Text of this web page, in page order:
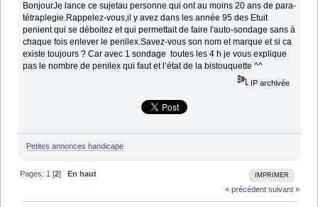
BonjourJe lance ce sujetau personne qui ont au moins 20 ans de para-
tétraplegie.Rappelez-vous,il y avez dans les année 95 des Etuit
penient qui se déboitez et qui permettait de faire l'auto-sondage sans à
chaque fois enlever le penilex.Savez-vous son nom et marque et si ca
existe toujours ? Car avec 1 sondage toutes les 4 h je vous explique
pas le nombre de penilex qui faut et l’état de la bistouquette ^^
IP archivée
Petites annonces handicape
IMPRIMER
Pages: 1 [2]
En haut
« précédent suivant »